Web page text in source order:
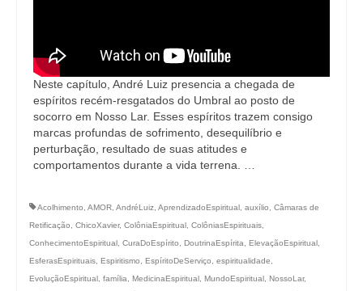
Neste capítulo, André Luiz presencia a chegada de
espíritos recém-resgatados do Umbral ao posto de
socorro em Nosso Lar. Esses espíritos trazem consigo
marcas profundas de sofrimento, desequilíbrio e
perturbação, resultado de suas atitudes e
comportamentos durante a vida terrena. …
Acolhimento, AMOR, AndréLuiz, AprendizadoEspiritual , auxílio, Câmaras de
Retificação, ChicoXavier, ColôniaEspiritual , ColôniasEspirituais,
ConhecimentoEspiritual , CuraDoEspírito, DoutrinaEspírita, ElevaçãoEspiritual ,
EsferasEspirituais, Espiritismo, EspíritoDeServiço, espiritualidade,
EvoluçãoEspiritual , família, MedicinaEspiritual , MundoEspiritual , NossoLar,